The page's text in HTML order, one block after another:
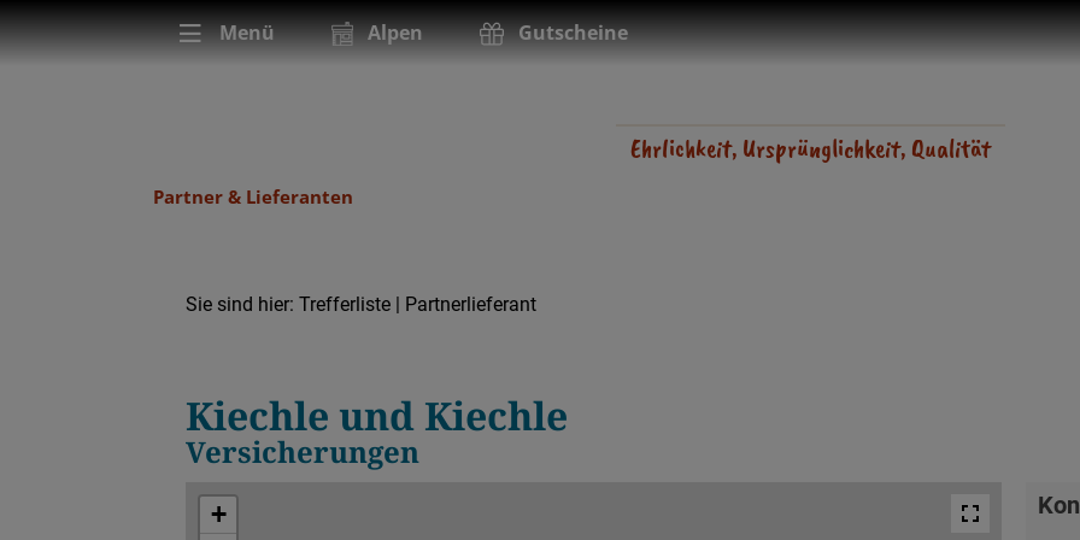
Menü Alpen Gutscheine
Ehrlichkeit, Ursprünglichkeit, Qualität
Partner & Lieferanten
Sie sind hier: Trefferliste | Partnerlieferant
Kiechle und Kiechle
Versicherungen